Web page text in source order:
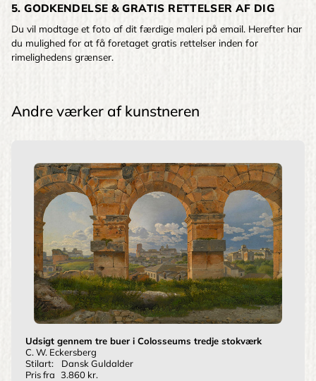
5. GODKENDELSE & GRATIS RETTELSER AF DIG
Du vil modtage et foto af dit færdige maleri på email. Herefter har
du mulighed for at få foretaget gratis rettelser inden for
rimelighedens grænser.
Andre værker af kunstneren
Udsigt gennem tre buer i Colosseums tredje stokværk
C. W. Eckersberg
Stilart:
Dansk Guldalder
Pris fra 3.860 kr.